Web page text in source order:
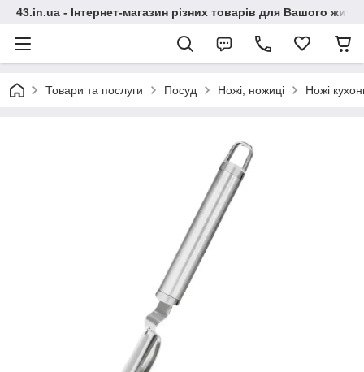
43.in.ua - Інтернет-магазин різних товарів для Вашого
Товари та послуги Посуд Ножі, ножиці Ножі